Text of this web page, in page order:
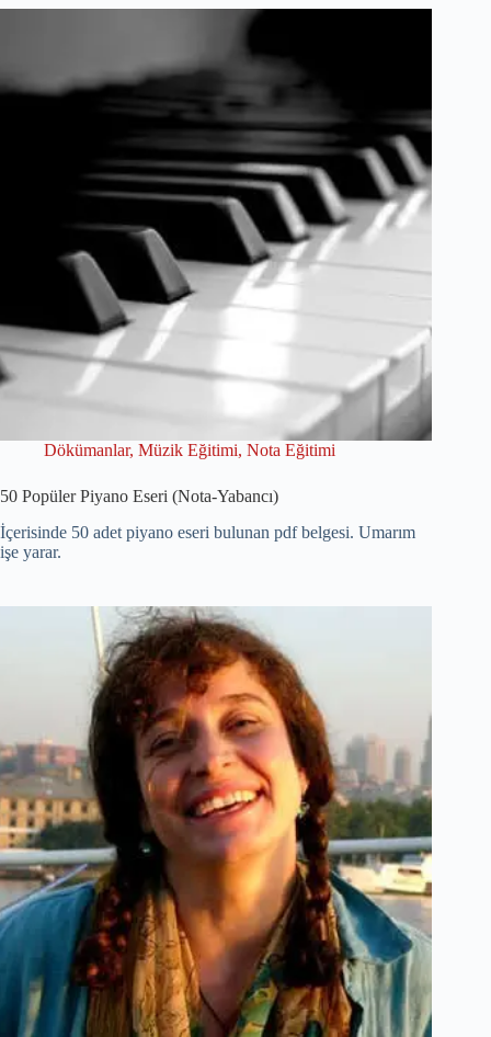
Dökümanlar, Müzik Eğitimi, Nota Eğitimi
50 Popüler Piyano Eseri (Nota-Yabancı)
İçerisinde 50 adet piyano eseri bulunan pdf belgesi. Umarım
işe yarar.